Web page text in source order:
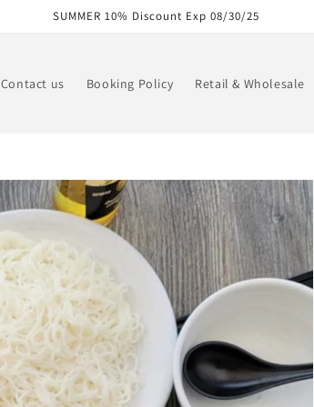
SUMMER 10% Discount Exp 08/30/25
Contact us Booking Policy Retail & Wholesale